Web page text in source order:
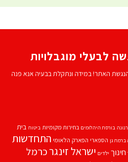
לבעלי מוגבלויות
האתר! במידה ונתקלת בבעיה אנא פנה
בורסת היהלומים בחירות מקומיות ביטוח בית
גן הספארי הפארק הלאומי התחדשות
חינוך ילדים ישראל זינגרכרמל